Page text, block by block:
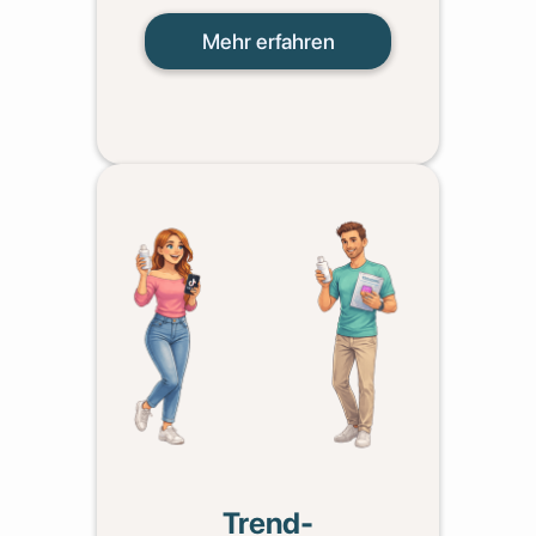
Mehr erfahren
Druck
Trend-
Deine Super-Power:
Du bist offen für Neues, Trends und
Veränderungen
Du bringst Energie, Leichtigkeit und
Begeisterung mit
Du lässt Dich schnell für Dinge
inspirieren
Du verlierst schnell das Interesse an